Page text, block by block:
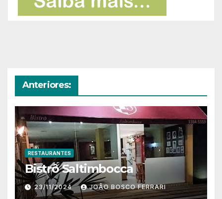
Anteriores:
RESTAURANTES
Bistrô Saltimbocca
23/11/2024 JOÃO BOSCO FERRARI